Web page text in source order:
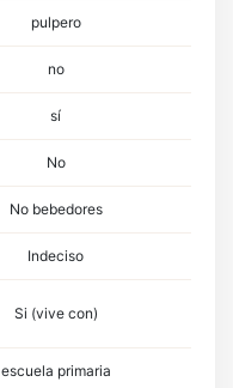
pulpero
no
sí
No
No bebedores
Indeciso
Si (vive con)
escuela primaria